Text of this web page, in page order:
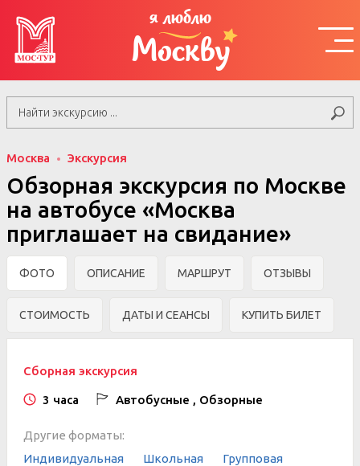
я люблю
Москву
Москва Экскурсия
Обзорная экскурсия по Москве
на автобусе «Москва
приглашает на свидание»
ФОТО ОПИСАНИЕ МАРШРУТ ОТЗЫВЫ
СТОИМОСТЬ ДАТЫ И СЕАНСЫ КУПИТЬ БИЛЕТ
Сборная экскурсия
3 часа Автобусные , Обзорные
Другие форматы:
Индивидуальная
Школьная
Групповая